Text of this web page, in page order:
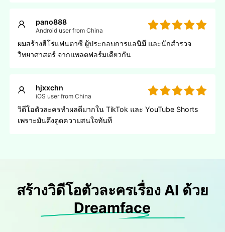
pano888
Android user from China
ผมสร้างฮีโร่แฟนตาซี ผู้ประกอบการแอนิมี และนักสํารวจ
วิทยาศาสตร์ จากแพลตฟอร์มเดียวกัน
hjxxchn
iOS user from China
วิดีโอตัวละครทําผลดีมากใน TikTok และ YouTube Shorts
เพราะมันดึงดูดความสนใจทันที
สร้างวิดีโอตัวละครเรื่อง AI ด้วย
Dreamface